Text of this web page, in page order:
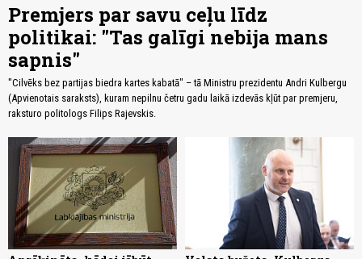
Premjers par savu ceļu līdz
politikai: "Tas galīgi nebija mans
sapnis"
"Cilvēks bez partijas biedra kartes kabatā" – tā Ministru prezidentu Andri Kulbergu
(Apvienotais saraksts), kuram nepilnu četru gadu laikā izdevās kļūt par premjeru,
raksturo politologs Filips Rajevskis.